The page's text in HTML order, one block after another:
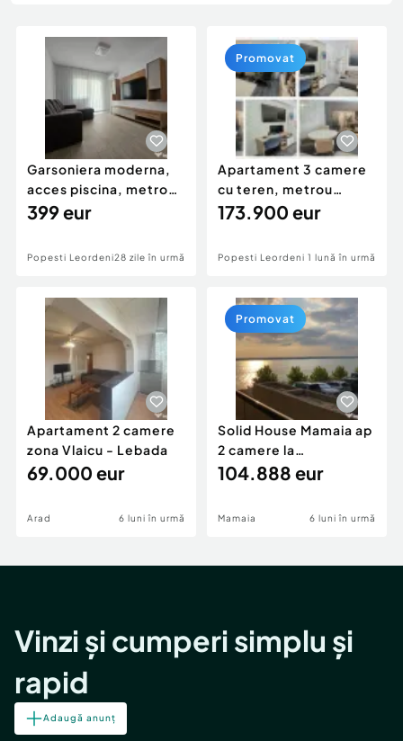
Animale de companie
Afaceri și echipamente profesionale
Inchiriere Bunuri si Vehicule
Piese auto si accesorii
Dacia Duster
Garsoniera moderna,
acces piscina, metrou
Berceni
399 eur
Popesti Leordeni28 zile în urmă
Apartament 3 camere
cu teren, metrou
Dimitrie Leonida
173.900 eur
Popesti Leordeni 1 lună în urmă
Promovat
Apartament 2 camere
zona Vlaicu - Lebada
69.000 eur
Arad 6 luni în urmă
Solid House Mamaia ap
2 camere la
cheie,langa Mega
104.888 eur
Mamaia 6 luni în urmă
Promovat
Vinzi și cumperi simplu și
rapid
Adaugă anunț